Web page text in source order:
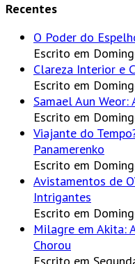
Recentes
O Poder do
Escrito em
Clareza Interior e
Escrito em
Samael Aun
Escrito em
Viajante do
Panamerenko
Escrito em
Avistamentos de
Intrigantes
Escrito em
Milagre em Akita:
Chorou